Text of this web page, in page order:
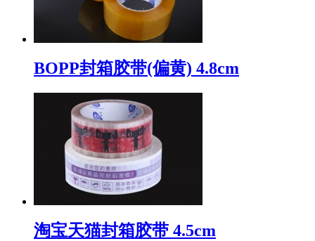
BOPP封箱胶带(偏黄) 4.8cm
淘宝天猫封箱胶带 4.5cm